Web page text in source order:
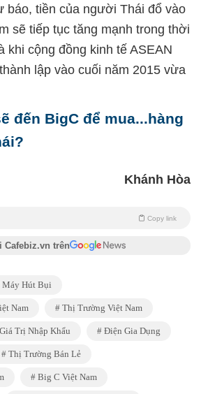
báo, tiền của người Thái đổ vào
sẽ tiếp tục tăng mạnh trong thời
khi cộng đồng kinh tế ASEAN
lập vào cuối năm 2015 vừa
đến BigC để mua...hàng
Khánh Hòa
Copy link
Cafebiz.vn trên
Máy Hút Bụi
Nam Thị Trường Việt Nam
Giá Trị Nhập Khẩu Điện Gia Dụng
Thị Trường Bán Lẻ
Big C Việt Nam